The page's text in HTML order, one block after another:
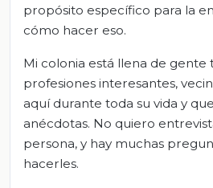
propósito específico para la
cómo hacer eso.
Mi colonia está llena de gente
profesiones interesantes,
aquí durante toda su vida y
anécdotas. No quiero
persona, y hay muchas
hacerles.